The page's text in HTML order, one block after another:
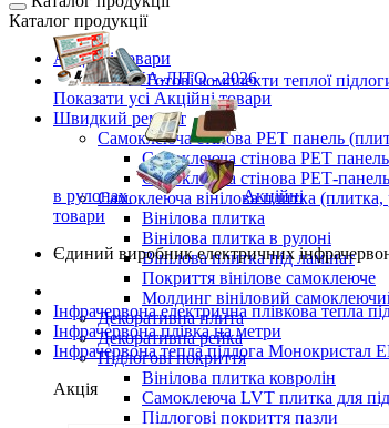
Каталог продукції
Акційні товари
ВЕСНА-ЛІТО - 2026
Показати усі Акційні товари
Швидкий ремонт
Самоклеюча стінова PET панель
Самоклеюча стінова PET
Самоклеюча стінова РЕТ-
Самоклеюча вінілова плитка (плитка,
Вінілова плитка
Вінілова плитка в рулоні
Вінілова плитка під ламінат
Покриття вінілове самоклеюче
Молдинг вініловий
Декоративна плита
Декоративна рейка
Підлогові покриття
Вінілова плитка ковролін
Самоклеюча LVT плитка для
Підлогові покриття пазли
Готові комплекти теплої
в рулонах
Акційні
товари
Єдиний виробникелектричних
Інфрачервона електрична плівкова тепла
Інфрачервона плівка на метри
Інфрачервона тепла підлога
Акція